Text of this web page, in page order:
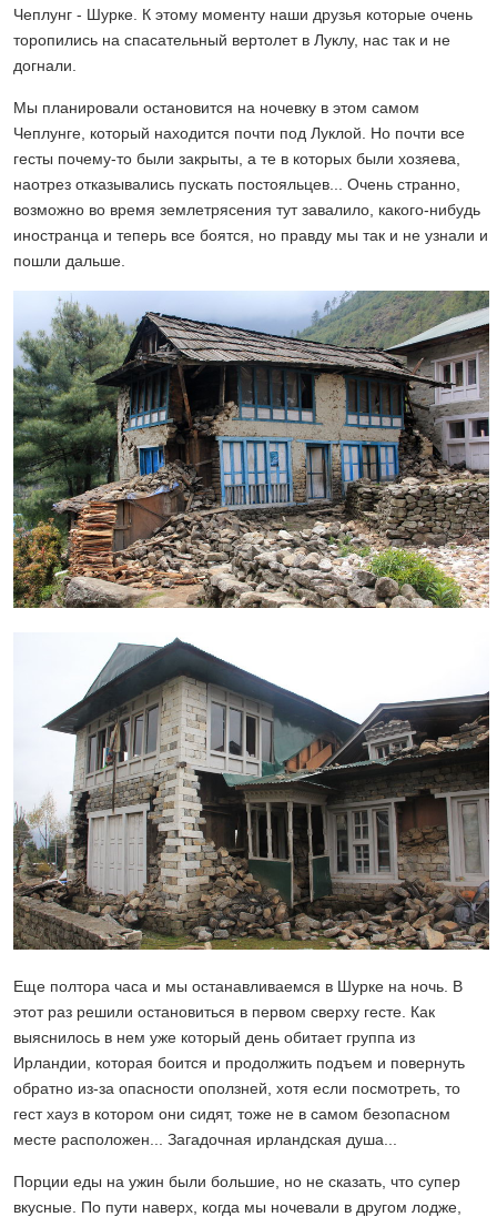
Чеплунг - Шурке. К этому моменту наши друзья которые очень
торопились на спасательный вертолет в Луклу, нас так и не
догнали.
Мы планировали остановится на ночевку в этом самом
Чеплунге, который находится почти под Луклой. Но почти все
гесты почему-то были закрыты, а те в которых были хозяева,
наотрез отказывались пускать постояльцев... Очень странно,
возможно во время землетрясения тут завалило, какого-нибудь
иностранца и теперь все боятся, но правду мы так и не узнали и
пошли дальше.
Еще полтора часа и мы останавливаемся в Шурке на ночь. В
этот раз решили остановиться в первом сверху гесте. Как
выяснилось в нем уже который день обитает группа из
Ирландии, которая боится и продолжить подъем и повернуть
обратно из-за опасности оползней, хотя если посмотреть, то
гест хауз в котором они сидят, тоже не в самом безопасном
месте расположен... Загадочная ирландская душа...
Порции еды на ужин были большие, но не сказать, что супер
вкусные. По пути наверх, когда мы ночевали в другом лодже,